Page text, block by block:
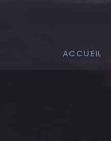
ACCUEIL